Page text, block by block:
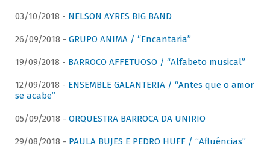
03/10/2018 - NELSON AYRES BIG BAND
26/09/2018 - GRUPO ANIMA / “Encantaria”
19/09/2018 - BARROCO AFFETUOSO / “Alfabeto musical”
12/09/2018 - ENSEMBLE GALANTERIA / “Antes que o amor
se acabe”
05/09/2018 - ORQUESTRA BARROCA DA UNIRIO
29/08/2018 - PAULA BUJES E PEDRO HUFF / “Afluências”